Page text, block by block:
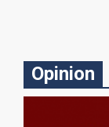
Opinion